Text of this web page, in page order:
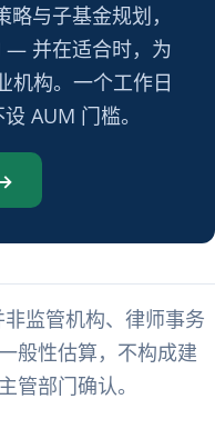
与子基金规划，
— 并在适合时，为
机构。一个工作日
AUM 门槛。
监管机构、律师事务
般性估算，不构成建
管部门确认。